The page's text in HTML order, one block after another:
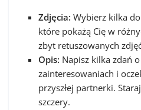
Zdjęcia: Wybierz kilka
które pokażą Cię w
zbyt retuszowanych
Opis: Napisz kilka zdań
zainteresowaniach i
przyszłej partnerki.
szczery.